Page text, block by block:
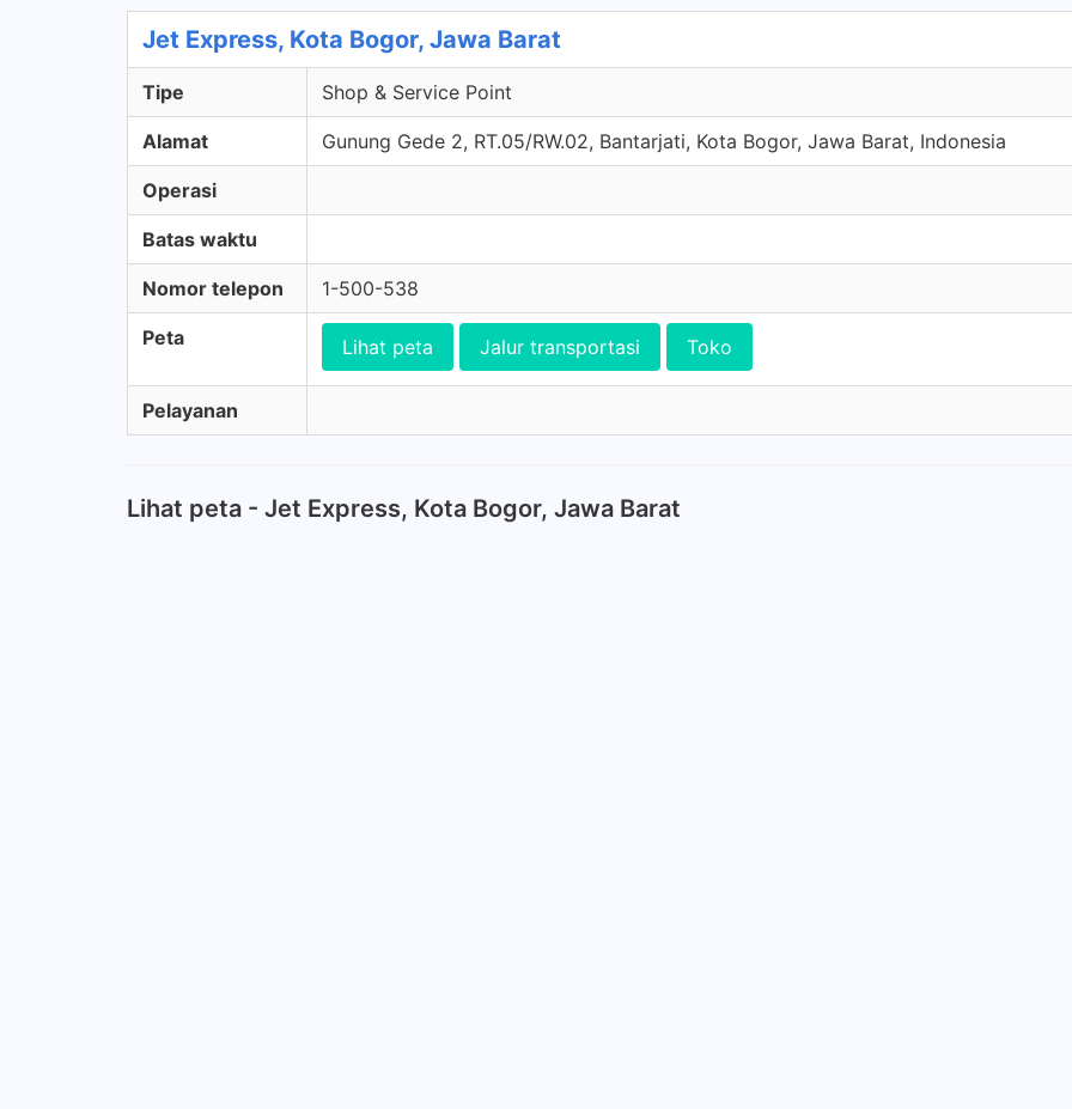
Jet Express, Kota Bogor, Jawa Barat
Tipe Shop & Service Point
Alamat Gunung Gede 2, RT.05/RW.02, Bantarjati, Kota Bogor, Jawa Barat, Indonesia
Operasi
Batas waktu
Nomor telepon 1-500-538
Peta Lihat peta Jalur transportasi Toko
Pelayanan
Lihat peta - Jet Express, Kota Bogor, Jawa Barat